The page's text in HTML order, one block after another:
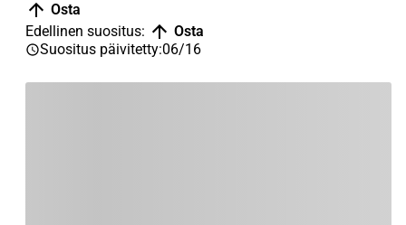
Osta
Edellinen suositus:
Osta
Suositus päivitetty:06/16